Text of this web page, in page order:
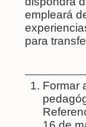
empleará
para
Formar